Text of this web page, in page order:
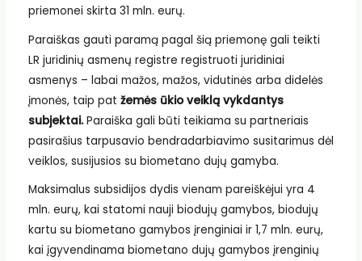
priemonei skirta 31 mln. eurų.
Paraiškas gauti paramą pagal šią priemonę gali teikti
LR juridinių asmenų registre registruoti juridiniai
asmenys – labai mažos, mažos, vidutinės arba didelės
įmonės, taip pat žemės ūkio veiklą vykdantys
subjektai.Paraiška gali būti teikiama su partneriais
pasirašius tarpusavio bendradarbiavimo susitarimus dėl
veiklos, susijusios su biometano dujų gamyba.
Maksimalus subsidijos dydis vienam pareiškėjui yra 4
mln. eurų, kai statomi nauji biodujų gamybos, biodujų
kartu su biometano gamybos įrenginiai ir 1,7 mln. eurų,
kai įgyvendinama biometano dujų gamybos įrenginių